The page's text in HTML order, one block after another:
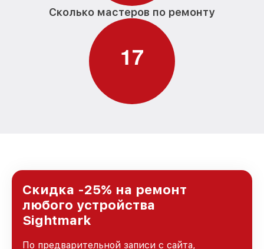
Сколько мастеров по ремонту
17
Скидка -25% на ремонт
любого устройства
Sightmark
По предварительной записи с сайта,